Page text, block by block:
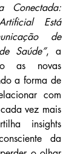
Conectada:
Está
de
Saúde”, a
as novas
a forma de
com
vez mais
insights
da